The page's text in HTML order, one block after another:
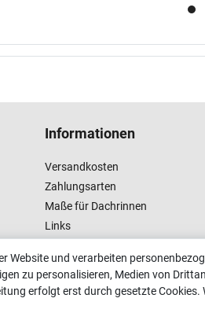
Informationen
Versandkosten
Zahlungsarten
Maße für Dachrinnen
Links
Vertrag widerrufen
Website und verarbeiten
zu personalisieren, Medien von
erfolgt erst durch gesetzte Cookies.